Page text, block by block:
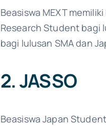
Beasiswa MEXT
Research Student bagi
bagi lulusan SMA dan
2. JASSO
Beasiswa Japan